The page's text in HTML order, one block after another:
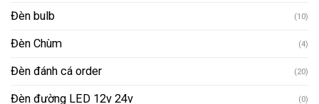
Đèn bulb (10)
Đèn Chùm (4)
Đèn đánh cá order (20)
Đèn đường LED 12v 24v (0)